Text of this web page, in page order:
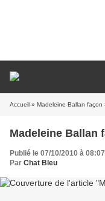
Accueil » Madeleine Ballan façon
Madeleine Ballan
Publié le 07/10/2010 à 08:07
Par Chat Bleu